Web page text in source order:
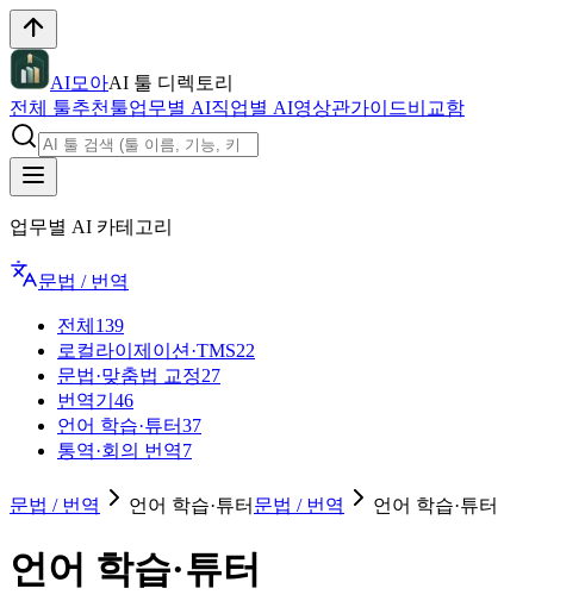
AI모아AI 툴 디렉토리
전체 툴추천툴업무별 AI직업별 AI영상관가이드비교함
업무별 AI 카테고리
문법 / 번역
전체 139
로컬라이제이션·TMS22
문법·맞춤법 교정27
번역기 46
언어 학습·튜터37
통역·회의 번역7
문법 / 번역 언어 학습·튜터 문법 / 번역 언어 학습·튜터
언어 학습·튜터